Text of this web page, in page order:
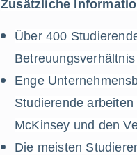
Zusätzliche
Über 400
Enge
Studierende
McKinsey und den
Die meisten